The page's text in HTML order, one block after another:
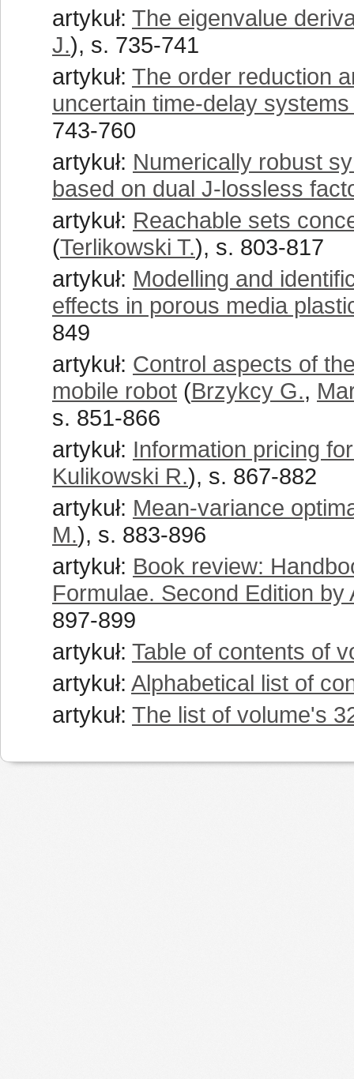
artykuł: The eigenvalue
J.), s. 735-741
artykuł: The order reduction
uncertain time-delay
743-760
artykuł: Numerically robust
based on dual J-lossless
artykuł: Reachable sets
(Terlikowski T.), s. 803-817
artykuł: Modelling and
effects in porous media
849
artykuł: Control aspects of
mobile robot (Brzykcy G.,
s. 851-866
artykuł: Information pricing
Kulikowski R.), s. 867-882
artykuł: Mean-variance
M.), s. 883-896
artykuł: Book review:
Formulae. Second Edition by
897-899
artykuł: Table of contents of
artykuł: Alphabetical list of
artykuł: The list of volume's